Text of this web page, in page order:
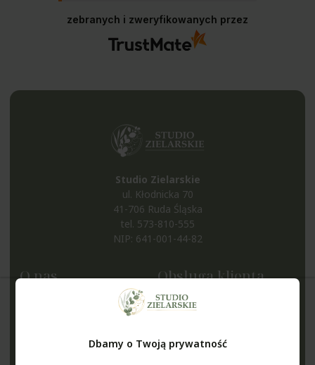
zebranych i zweryfikowanych przez
Studio Zielarskie
ul. Kłodnicka 70
41-706 Ruda Śląska
tel. 573-810-555
NIP: 641-001-44-82
O nas Obsługa klienta
Metody płatności
Czas realizacji zamówienia
Dbamy o Twoją prywatność